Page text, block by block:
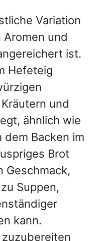
Variation
und
ist.
Hefeteig
und
ähnlich wie
dem Backen im
Brot
Geschmack,
Suppen,
kann.